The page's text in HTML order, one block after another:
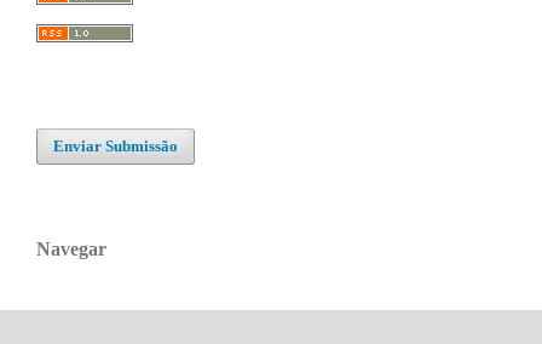
Enviar Submissão
Navegar